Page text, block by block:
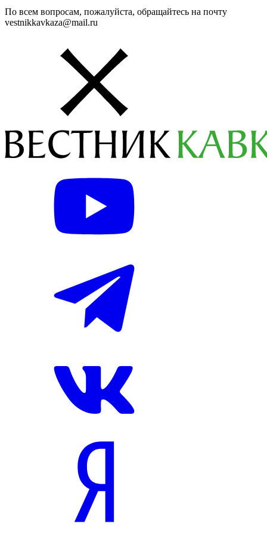
По всем вопросам, пожалуйста, обращайтесь на почту
vestnikkavkaza@mail.ru